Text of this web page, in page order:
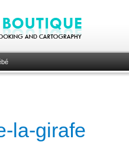
la-girafe